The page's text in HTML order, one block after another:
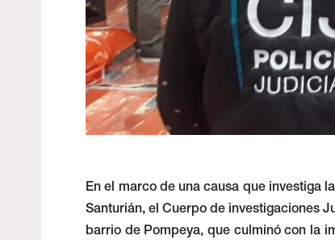
En el marco de una causa que investiga
Santurián, el Cuerpo de investigaciones
barrio de Pompeya, que culminó con la